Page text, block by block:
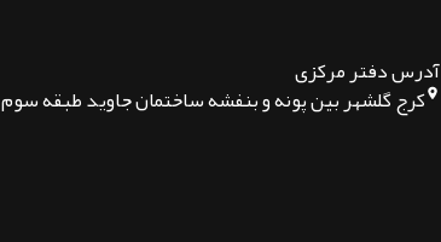
آدرس دفتر مرکزی
کرج گلشهر بین پونه و بنفشه ساختمان جاوید طبقه سوم